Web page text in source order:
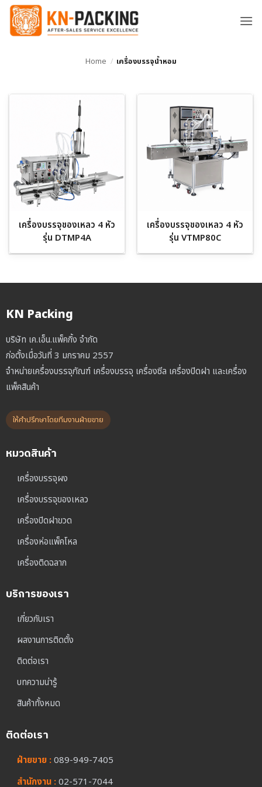
ข้าม
ยัง
Home / เครื่องบรรจุน้ำหอม
เครื่องบรรจุของเหลว 4 หัว
รุ่น DTMP4A
เครื่องบรรจุของเหลว 4 หัว
รุ่น VTMP80C
KN Packing
บริษัท เค.เอ็น.แพ็คกิ้ง จำกัด
ก่อตั้งเมื่อวันที่ 3 มกราคม 2557
จำหน่ายเครื่องบรรจุภัณฑ์ เครื่องบรรจุ เครื่องซีล เครื่องปิดฝา และเครื่อง
แพ็คสินค้า
ให้คำปรึกษาโดยทีมงานฝ่ายขาย
หมวดสินค้า
เครื่องบรรจุผง
เครื่องบรรจุของเหลว
เครื่องปิดฝาขวด
เครื่องห่อแพ็คโหล
เครื่องติดฉลาก
บริการของเรา
เกี่ยวกับเรา
ผลงานการติดตั้ง
ติดต่อเรา
บทความน่ารู้
สินค้าทั้งหมด
ติดต่อเรา
ฝ่ายขาย :089-949-7405
สำนักงาน :02-571-7044